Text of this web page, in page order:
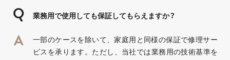
業務用で使用しても保証してもらえますか？
一部のケースを除いて、家庭用と同様の保証で修理サー
ビスを承ります。ただし、当社では業務用の技術基準を